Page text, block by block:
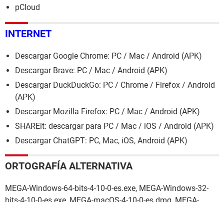
pCloud
INTERNET
Descargar Google Chrome: PC / Mac / Android (APK)
Descargar Brave: PC / Mac / Android (APK)
Descargar DuckDuckGo: PC / Chrome / Firefox / Android
(APK)
Descargar Mozilla Firefox: PC / Mac / Android (APK)
SHAREit: descargar para PC / Mac / iOS / Android (APK)
Descargar ChatGPT: PC, Mac, iOS, Android (APK)
ORTOGRAFÍA ALTERNATIVA
MEGA-Windows-64-bits-4-10-0-es.exe, MEGA-Windows-32-
bits-4-10-0-es.exe, MEGA-macOS-4-10-0-es.dmg, MEGA-